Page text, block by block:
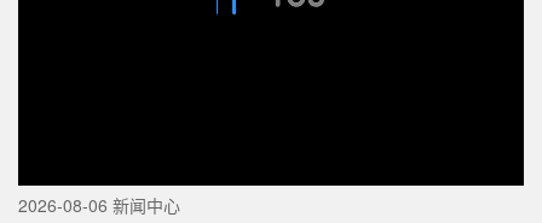
2026-08-06 新闻中心